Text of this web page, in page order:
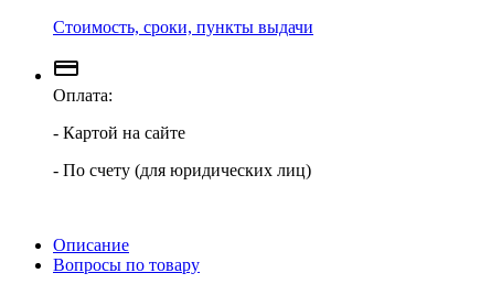
Стоимость, сроки, пункты выдачи
Оплата:
- Картой на сайте
- По счету (для юридических лиц)
Описание
Вопросы по товару